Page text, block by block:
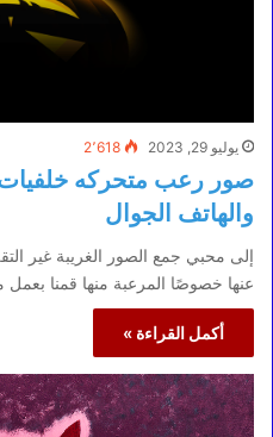
يوليو 29, 2023 2٬618
صور رعب متحركه
والهاتف الجوال
إلى محبي جمع الصور الغريبة غير
عنها خصوصًا المرعبة منها قمنا بعمل
أكمل القراءة »